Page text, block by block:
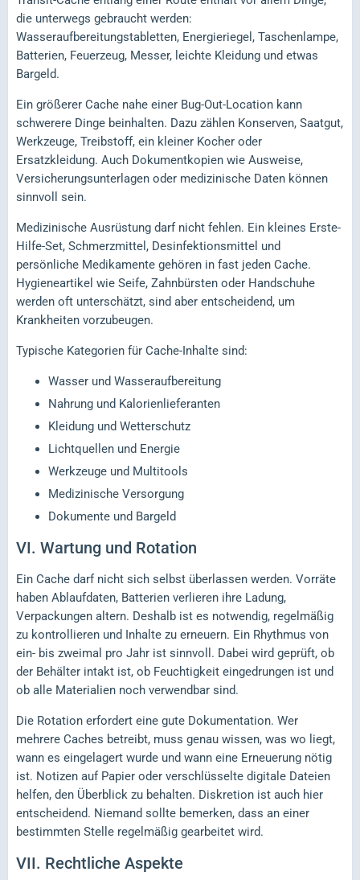
die unterwegs gebraucht werden:
Wasseraufbereitungstabletten, Energieriegel, Taschenlampe,
Batterien, Feuerzeug, Messer, leichte Kleidung und etwas
Bargeld.
Ein größerer Cache nahe einer Bug-Out-Location kann
schwerere Dinge beinhalten. Dazu zählen Konserven, Saatgut,
Werkzeuge, Treibstoff, ein kleiner Kocher oder
Ersatzkleidung. Auch Dokumentkopien wie Ausweise,
Versicherungsunterlagen oder medizinische Daten können
sinnvoll sein.
Medizinische Ausrüstung darf nicht fehlen. Ein kleines Erste-
Hilfe-Set, Schmerzmittel, Desinfektionsmittel und
persönliche Medikamente gehören in fast jeden Cache.
Hygieneartikel wie Seife, Zahnbürsten oder Handschuhe
werden oft unterschätzt, sind aber entscheidend, um
Krankheiten vorzubeugen.
Typische Kategorien für Cache-Inhalte sind:
Wasser und Wasseraufbereitung
Nahrung und Kalorienlieferanten
Kleidung und Wetterschutz
Lichtquellen und Energie
Werkzeuge und Multitools
Medizinische Versorgung
Dokumente und Bargeld
VI. Wartung und Rotation
Ein Cache darf nicht sich selbst überlassen werden. Vorräte
haben Ablaufdaten, Batterien verlieren ihre Ladung,
Verpackungen altern. Deshalb ist es notwendig, regelmäßig
zu kontrollieren und Inhalte zu erneuern. Ein Rhythmus von
ein- bis zweimal pro Jahr ist sinnvoll. Dabei wird geprüft, ob
der Behälter intakt ist, ob Feuchtigkeit eingedrungen ist und
ob alle Materialien noch verwendbar sind.
Die Rotation erfordert eine gute Dokumentation. Wer
mehrere Caches betreibt, muss genau wissen, was wo liegt,
wann es eingelagert wurde und wann eine Erneuerung nötig
ist. Notizen auf Papier oder verschlüsselte digitale Dateien
helfen, den Überblick zu behalten. Diskretion ist auch hier
entscheidend. Niemand sollte bemerken, dass an einer
bestimmten Stelle regelmäßig gearbeitet wird.
VII. Rechtliche Aspekte